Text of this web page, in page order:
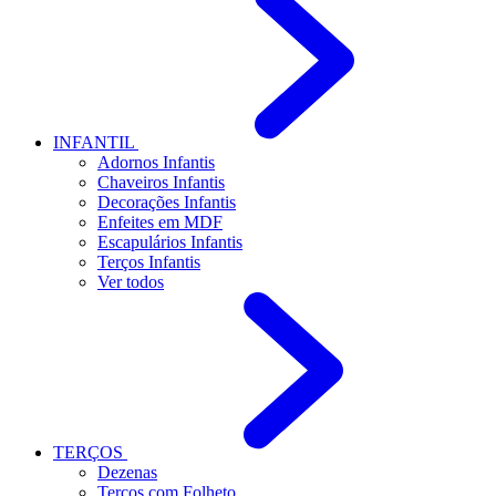
INFANTIL
Adornos Infantis
Chaveiros Infantis
Decorações Infantis
Enfeites em MDF
Escapulários Infantis
Terços Infantis
Ver todos
TERÇOS
Dezenas
Terços com Folheto